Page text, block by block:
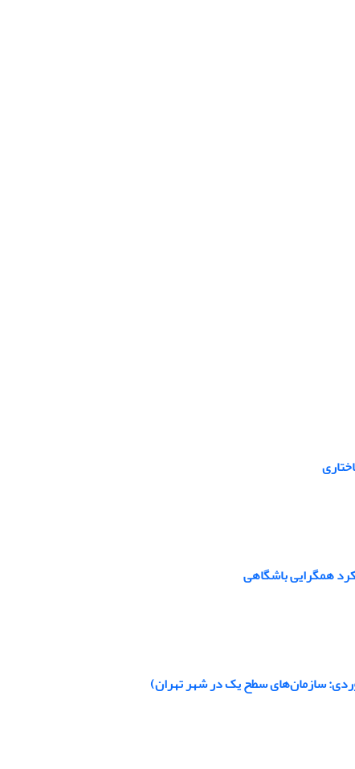
همگرایی باشگاهی
سازمان‌های سطح یک در شهر تهران)